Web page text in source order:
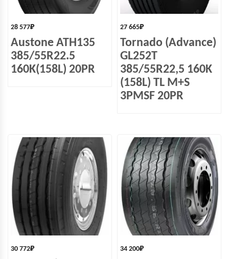
28 577₽
Austone ATH135
385/55R22.5
160K(158L) 20PR
27 665₽
Tornado (Advance)
GL252T
385/55R22,5 160K
(158L) TL M+S
3PMSF 20PR
30 772₽ 34 200₽